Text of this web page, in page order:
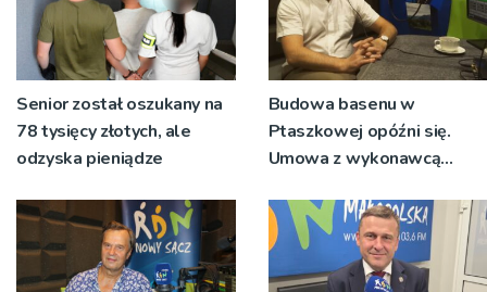
Senior został oszukany na
78 tysięcy złotych, ale
odzyska pieniądze
Budowa basenu w
Ptaszkowej opóźni się.
Umowa z wykonawcą
nie zostanie podpisana